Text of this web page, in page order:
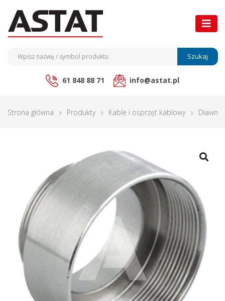
Szukaj
61 848 88 71 info@astat.pl
Strona główna Produkty Kable i osprzęt kablowy